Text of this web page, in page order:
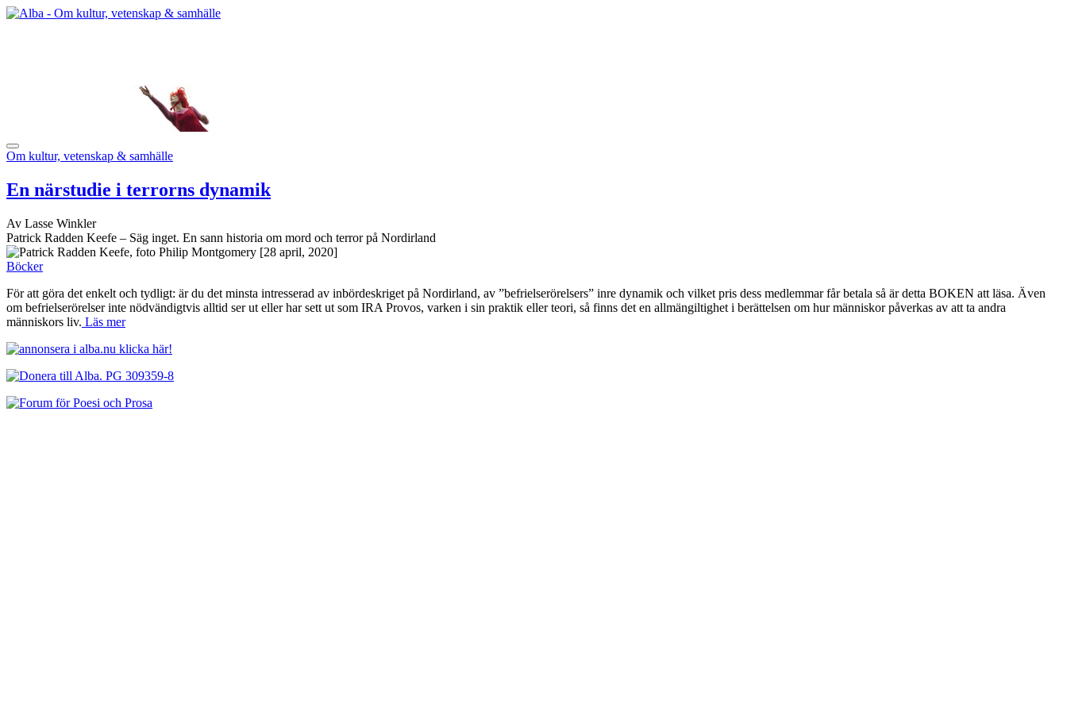
Om kultur, vetenskap & samhälle
En närstudie i terrorns dynamik
Av Lasse Winkler
Patrick Radden Keefe – Säg inget. En sann historia om mord och terror på Nordirland
[28 april, 2020]
Böcker
För att göra det enkelt och tydligt: är du det minsta intresserad av inbördeskriget på Nordirland, av ”befrielserörelsers” inre dynamik och vilket pris dess medlemmar får betala så är detta BOKEN att läsa. Även
om befrielserörelser inte nödvändigtvis alltid ser ut eller har sett ut som IRA Provos, varken i sin praktik eller teori, så finns det en allmängiltighet i berättelsen om hur människor påverkas av att ta andra
människors liv. Läs mer